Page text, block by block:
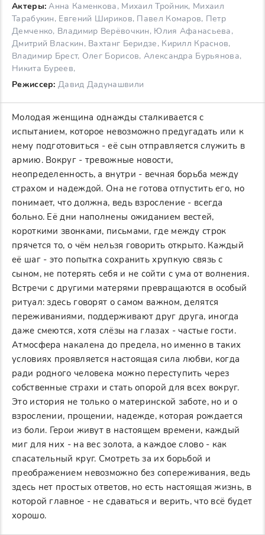
Актеры: Анна Каменкова, Михаил Тройник, Михаил
Тарабукин, Евгений Шириков, Павел Комаров, Петр
Демченко, Владимир Верёвочкин, Юлия Афанасьева,
Дмитрий Власкин, Вахтанг Беридзе, Кирилл Краснов,
Владимир Брест, Олег Борисов, Александра Бурьянова,
Никита Буреев,
Режиссер: Давид Дадунашвили
Молодая женщина однажды сталкивается с
испытанием, которое невозможно предугадать или к
нему подготовиться - её сын отправляется служить в
армию. Вокруг - тревожные новости,
неопределенность, а внутри - вечная борьба между
страхом и надеждой. Она не готова отпустить его, но
понимает, что должна, ведь взросление - всегда
больно. Её дни наполнены ожиданием вестей,
короткими звонками, письмами, где между строк
прячется то, о чём нельзя говорить открыто. Каждый
её шаг - это попытка сохранить хрупкую связь с
сыном, не потерять себя и не сойти с ума от волнения.
Встречи с другими матерями превращаются в особый
ритуал: здесь говорят о самом важном, делятся
переживаниями, поддерживают друг друга, иногда
даже смеются, хотя слёзы на глазах - частые гости.
Атмосфера накалена до предела, но именно в таких
условиях проявляется настоящая сила любви, когда
ради родного человека можно переступить через
собственные страхи и стать опорой для всех вокруг.
Это история не только о материнской заботе, но и о
взрослении, прощении, надежде, которая рождается
из боли. Герои живут в настоящем времени, каждый
миг для них - на вес золота, а каждое слово - как
спасательный круг. Смотреть за их борьбой и
преображением невозможно без сопереживания, ведь
здесь нет простых ответов, но есть настоящая жизнь, в
которой главное - не сдаваться и верить, что всё будет
хорошо.